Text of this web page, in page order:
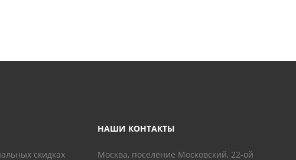
скидках
НАШИ КОНТАКТЫ
Москва, поселение Московский, 22-ой